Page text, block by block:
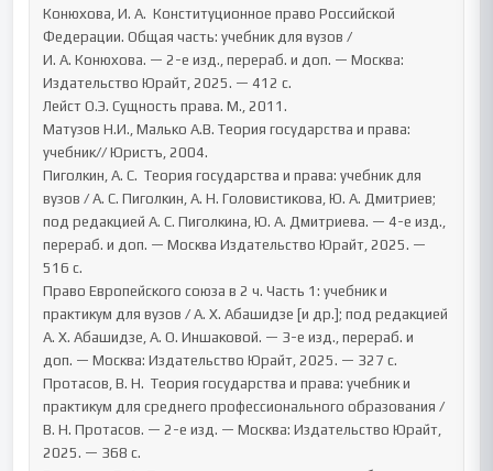
Конюхова, И. А.  Конституционное право Российской
Федерации. Общая часть: учебник для вузов /
И. А. Конюхова. — 2-е изд., перераб. и доп. — Москва:
Издательство Юрайт, 2025. — 412 с.
Лейст О.Э. Сущность права. М., 2011.
Матузов Н.И., Малько А.В. Теория государства и права:
учебник// Юристъ, 2004.
Пиголкин, А. С.  Теория государства и права: учебник для
вузов / А. С. Пиголкин, А. Н. Головистикова, Ю. А. Дмитриев;
под редакцией А. С. Пиголкина, Ю. А. Дмитриева. — 4-е изд.,
перераб. и доп. — Москва Издательство Юрайт, 2025. —
516 с.
Право Европейского союза в 2 ч. Часть 1: учебник и
практикум для вузов / А. Х. Абашидзе [и др.]; под редакцией
А. Х. Абашидзе, А. О. Иншаковой. — 3-е изд., перераб. и
доп. — Москва: Издательство Юрайт, 2025. — 327 с.
Протасов, В. Н.  Теория государства и права: учебник и
практикум для среднего профессионального образования /
В. Н. Протасов. — 2-е изд. — Москва: Издательство Юрайт,
2025. — 368 с.